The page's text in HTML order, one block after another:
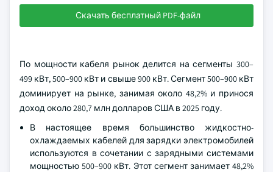
Скачать бесплатный PDF-файл
По мощности кабеля рынок делится на сегменты 300–
499 кВт, 500–900 кВт и свыше 900 кВт. Сегмент 500–900 кВт
доминирует на рынке, занимая около 48,2% и принося
доход около 280,7 млн долларов США в 2025 году.
В настоящее время большинство жидкостно-
охлаждаемых кабелей для зарядки электромобилей
используются в сочетании с зарядными системами
мощностью 500–900 кВт. Этот сегмент занимает 48,2%